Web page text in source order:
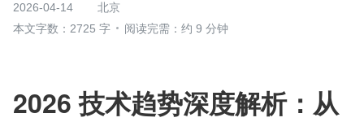
2026-04-14
北京
本文字数：2725 字
阅读完需：约 9 分钟
2026 技术趋势深度解析：从